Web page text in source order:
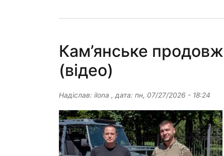
Кам’янське
(відео)
Надіслав: ilona , дата: пн, 07/27/2026 - 18:24